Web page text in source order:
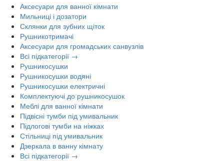
Аксесуари для ванної кімнати
Мильниці і дозатори
Склянки для зубних щіток
Рушникотримачі
Аксесуари для громадських санвузлів
Всі підкатегорії →
Рушникосушки
Рушникосушки водяні
Рушникосушки електричні
Комплектуючі до рушникосушок
Меблі для ванної кімнати
Підвісні тумби під умивальник
Підлогові тумби на ніжках
Стільниці під умивальник
Дзеркала в ванну кімнату
Всі підкатегорії →